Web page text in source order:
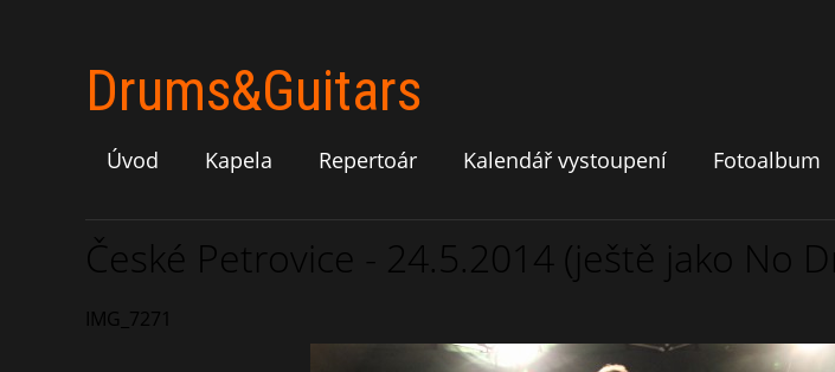
Drums&Guitars
Úvod Kapela Repertoár Kalendář vystoupení Fotoalbum
České Petrovice - 24.5.2014 (ještě jako No
IMG_7271